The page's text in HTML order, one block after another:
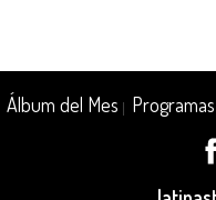
|Álbum del Mes Programas